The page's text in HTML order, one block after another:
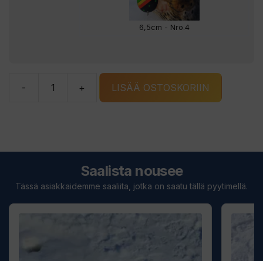
6,5cm - Nro.4
-
Kapraali
+ LISÄÄ OSTOSKORIIN
Saalista nousee
Tässä asiakkaidemme saaliita, jotka on saatu tällä pyytimellä.